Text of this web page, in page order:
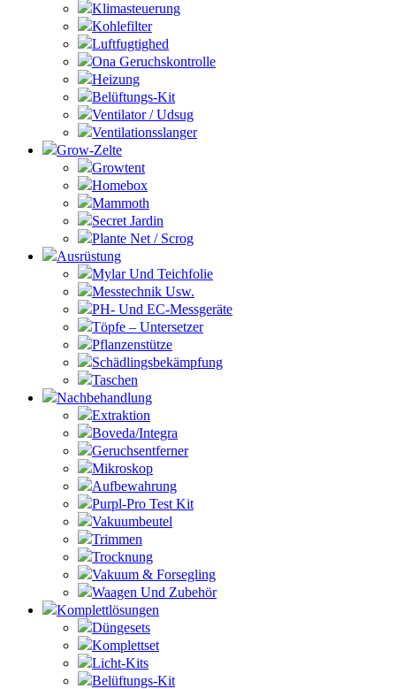
Klimasteuerung
Kohlefilter
Luftfugtighed
Ona Geruchskontrolle
Heizung
Belüftungs-Kit
Ventilator / Udsug
Ventilationsslanger
Grow-Zelte
Growtent
Homebox
Mammoth
Secret Jardin
Plante Net / Scrog
Ausrüstung
Mylar Und Teichfolie
Messtechnik Usw.
PH- Und EC-Messgeräte
Töpfe – Untersetzer
Pflanzenstütze
Schädlingsbekämpfung
Taschen
Nachbehandlung
Extraktion
Boveda/Integra
Geruchsentferner
Mikroskop
Aufbewahrung
Purpl-Pro Test Kit
Vakuumbeutel
Trimmen
Trocknung
Vakuum & Forsegling
Waagen Und Zubehör
Komplettlösungen
Düngesets
Komplettset
Licht-Kits
Belüftungs-Kit